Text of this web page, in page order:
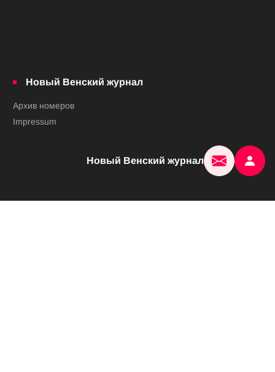
Новый Венский журнал
Архив номеров
Impressum
Новый Венский журнал